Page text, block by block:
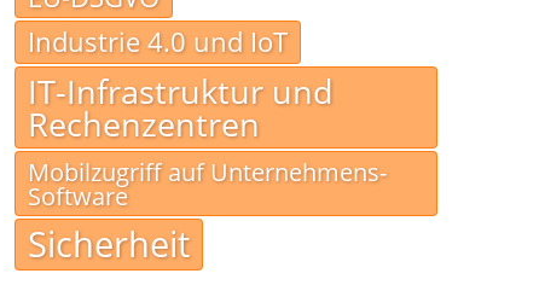
Industrie 4.0 und IoT
IT-Infrastruktur und
Rechenzentren
Mobilzugriff auf Unternehmens-
Software
Sicherheit